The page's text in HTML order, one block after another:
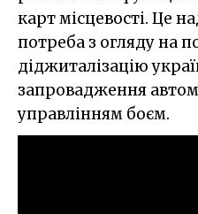
карт місцевості. Це
потреба з огляду на
діджиталізацію
запровадження
управлінням боєм.